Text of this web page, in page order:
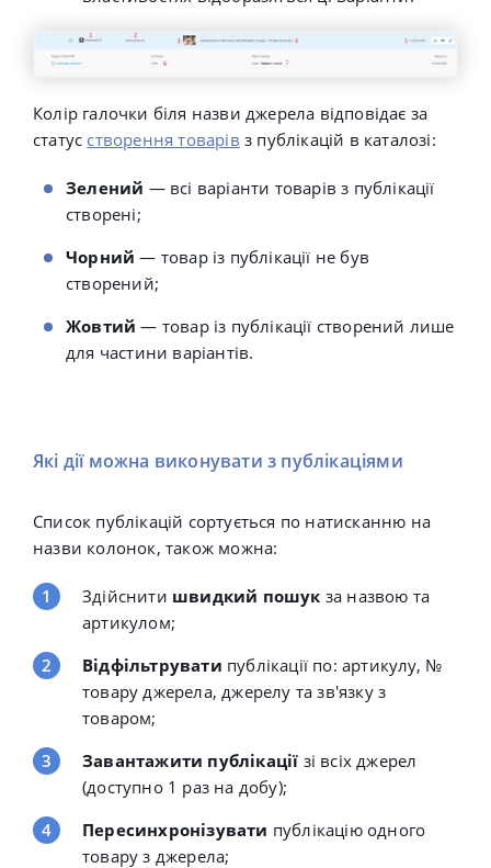
Колір галочки біля назви джерела відповідає за
статус створення товарів з публікацій в каталозі:
Зелений — всі варіанти товарів з публікації
створені;
Чорний — товар із публікації не був
створений;
Жовтий — товар із публікації створений лише
для частини варіантів.
Які дії можна виконувати з публікаціями
Список публікацій сортується по натисканню на
назви колонок, також можна:
Здійснити швидкий пошук за назвою та
артикулом;
Відфільтрувати публікації по:артикулу, №
товару джерела, джерелу та зв'язку з
товаром;
Завантажити публікації зі всіх джерел
(доступно 1 раз на добу);
Пересинхронізувати публікацію одного
товару з джерела;